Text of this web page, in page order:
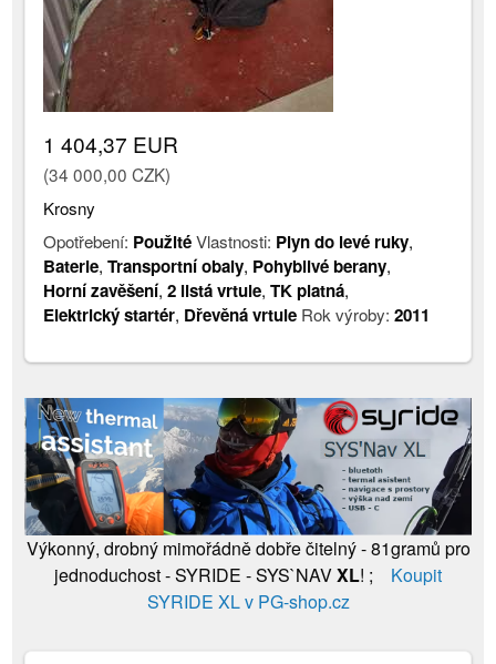
1 404,37 EUR
(34 000,00 CZK)
Krosny
Opotřebení: PoužitéVlastnosti: Plyn do levé ruky,
Baterie,Transportní obaly, Pohyblivé berany,
Horní zavěšení,2 listá vrtule,TK platná,
Elektrický startér, Dřevěná vrtule Rok výroby:2011
Výkonný, drobný mimořádně dobře čitelný - 81gramů pro
jednoduchost - SYRIDE - SYS`NAVXL! ;
Koupit
SYRIDE XL v PG-shop.cz